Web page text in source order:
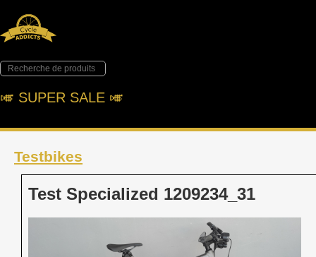
🎺︎ SUPER SALE 🎺︎
Testbikes
Test Specialized 1209234_31